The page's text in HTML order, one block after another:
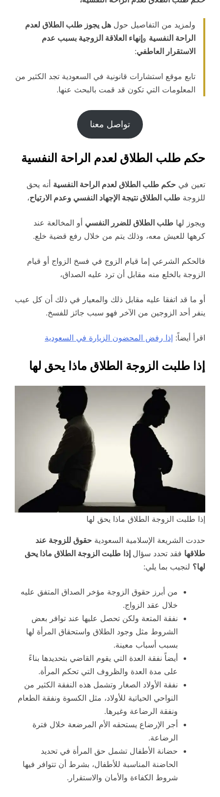
ولمزيد من التفاصيل حول هل يجوز طلب الطلاق لعدم
الراحة النفسية وإنهاء العلاقة الزوجية بسبب عدم
الاستقرار العاطفي:
تابع موقع استشارات قانونية في السعودية تجد الكثير من
المعلومات التي تكون قد قمت بالبحث عنها.
تواصل معنا
حكم طلب الطلاق لعدم الراحة النفسية
تعين في حكم طلب الطلاق لعدم الراحة النفسية أنه يحق
للزوجة طلب الطلاق نتيجة الإجهاد النفسي وعدم الارتياح،
ويجوز لها طلب الطلاق للضرر النفسي أو المخالعة عند
كرهها للعيش معه، وذلك يتم من خلال رفع قضية خلع.
فالحكم الشرعي إما قيام الزوج في فسخ الزواج أو قيام
الزوجة بالخلع منه مقابل أن ترد عليه الصداق،
أو ما قد اتفقا عليه مقابل ذلك والمعيار في ذلك أن كل عيب
ينفر أحد الزوجين من الآخر فهو سبب جائز للفسخ.
اقرأ أيضاً: إذا رفض المحضون الزيارة في السعودية
إذا طلبت الزوجة الطلاق ماذا يحق لها
إذا طلبت الزوجة الطلاق ماذا يحق لها
حددت الشريعة الإسلامية السعودية حقوق للزوجة عند
طلاقها فقد تحدد سؤال إذا طلبت الزوجة الطلاق ماذا يحق
لها؟ لنجيب بما يلي:
من أبرز حقوق الزوجة مؤخر الصداق المتفق عليه
خلال عقد الزواج.
نفقة المتعة ولكن تحصل عليها عند توافر بعض
الشروط مثل وجود الطلاق واستحقاق المرأة لها
بسبب أسباب معينة.
أيضاً نفقة العدة التي يقوم القاضي بتحديدها بناءً
على مدة العدة والظروف التي تحكم المرأة.
نفقة الأولاد الصغار وتشمل هذه النفقة الكثير من
النواحي الحياتية للأولاد، مثل الكسوة ونفقة الطعام
ونفقة الرضاعة وغيرها.
أجر الإرضاع يستحقه الأم المرضعة خلال فترة
الرضاعة.
حضانة الأطفال تشمل حق المرأة في تحديد
الحاضنة المناسبة للأطفال، بشرط أن تتوافر فيها
شروط الكفاءة والأمان والاستقرار.